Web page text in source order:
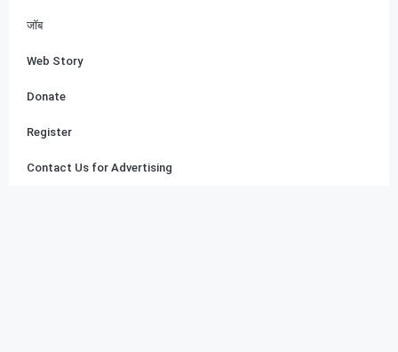
जॉब
Web Story
Donate
Register
Contact Us for Advertising